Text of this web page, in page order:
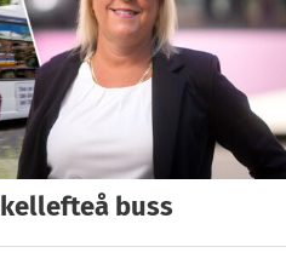
buss